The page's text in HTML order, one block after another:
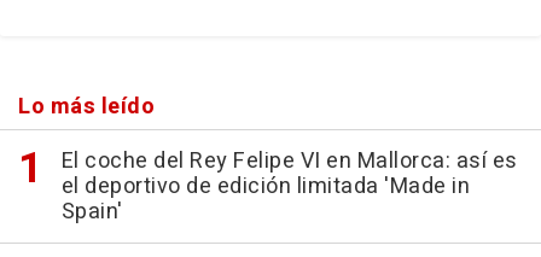
Lo más leído
El coche del Rey Felipe VI en Mallorca: así es
el deportivo de edición limitada 'Made in
Spain'